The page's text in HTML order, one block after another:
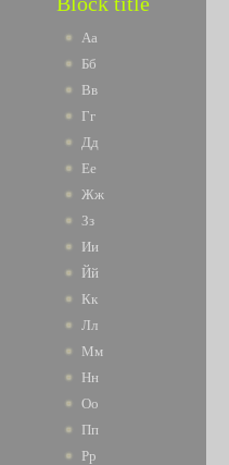
Аа
Бб
Вв
Гг
Дд
Ее
Жж
Зз
Ии
Йй
Кк
Лл
Мм
Нн
Оо
Пп
Рр